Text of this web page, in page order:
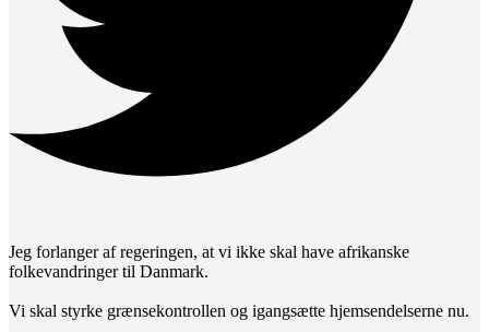
Jeg forlanger af regeringen, at vi ikke skal have afrikanske
folkevandringer til Danmark.
Vi skal styrke grænsekontrollen og igangsætte hjemsendelserne nu.